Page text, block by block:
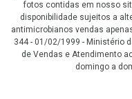
fotos contidas em nosso
disponibilidade sujeitos a
antimicrobianos vendas
344 - 01/02/1999 - Ministério
de Vendas e Atendimento
domingo a